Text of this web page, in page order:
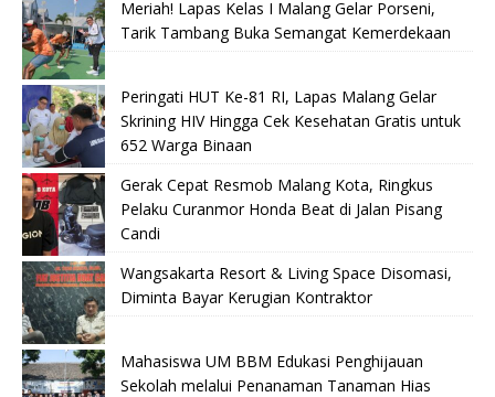
Meriah! Lapas Kelas I Malang Gelar Porseni,
Tarik Tambang Buka Semangat Kemerdekaan
Peringati HUT Ke-81 RI, Lapas Malang Gelar
Skrining HIV Hingga Cek Kesehatan Gratis untuk
652 Warga Binaan
Gerak Cepat Resmob Malang Kota, Ringkus
Pelaku Curanmor Honda Beat di Jalan Pisang
Candi
Wangsakarta Resort & Living Space Disomasi,
Diminta Bayar Kerugian Kontraktor
Mahasiswa UM BBM Edukasi Penghijauan
Sekolah melalui Penanaman Tanaman Hias